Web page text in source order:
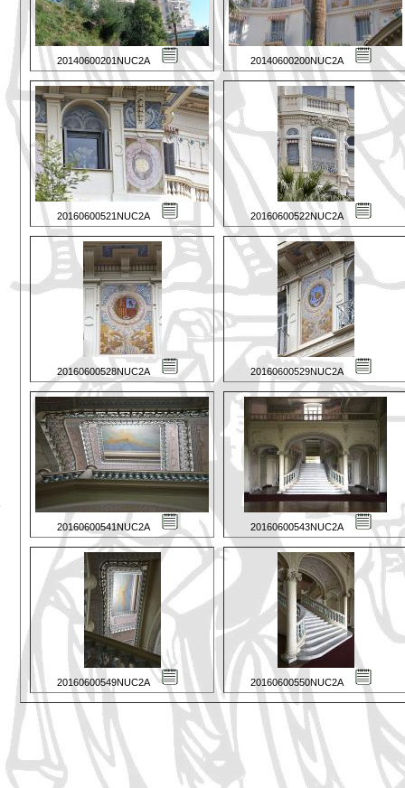
20140600201NUC2A 20140600200NUC2A
20160600521NUC2A 20160600522NUC2A
20160600528NUC2A 20160600529NUC2A
20160600541NUC2A 20160600543NUC2A
20160600549NUC2A 20160600550NUC2A